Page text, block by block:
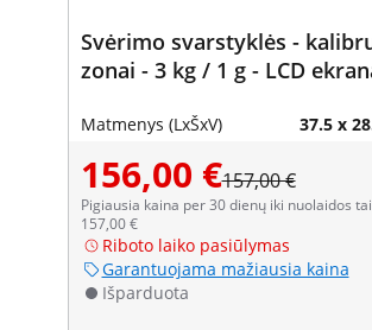
Svėrimo svarstyklės -
zonai - 3 kg / 1 g - LCD
Matmenys (LxŠxV) 37.5 x
156,00 €157,00 €
Pigiausia kaina per 30 dienų iki nuolaidos
157,00 €
Riboto laiko pasiūlymas
Garantuojama mažiausia kaina
Išparduota